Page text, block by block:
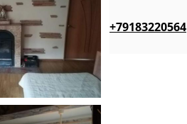
+79183220564